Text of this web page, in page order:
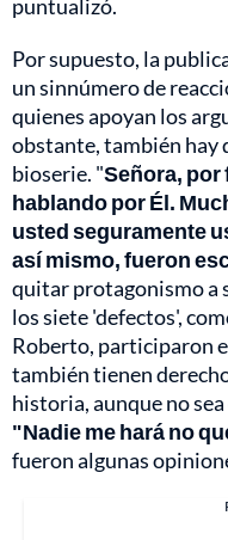
puntualizó.
Por supuesto, la
un sinnúmero de
quienes apoyan los
obstante, también hay
bioserie. "Señora, por
hablando por Él.
usted seguramente
así mismo, fueron
quitar protagonismo a
los siete 'defectos',
Roberto, participaron
también tienen
historia, aunque no
"Nadie me hará no
fueron algunas